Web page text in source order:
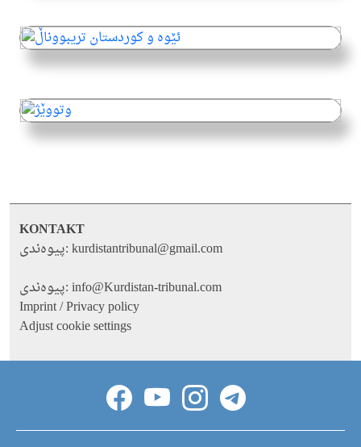
KONTAKT
پیوه‌ندی:kurdistantribunal@gmail.com
پیوه‌ندی:info@Kurdistan-tribunal.com
Imprint / Privacy policy
Adjust cookie settings